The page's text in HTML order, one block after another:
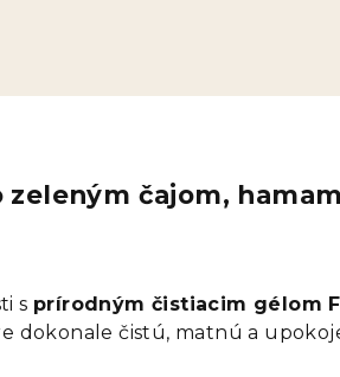
zeleným čajom,
s prírodným čistiacim gélom
dokonale čistú, matnú a